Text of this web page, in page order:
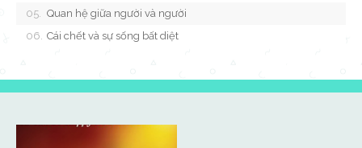
Quan hệ giữa người và người
Cái chết và sự sống bất diệt